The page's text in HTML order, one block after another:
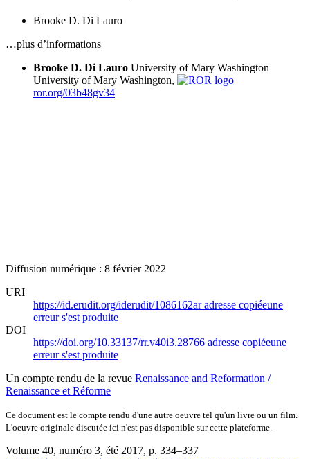
Brooke D. Di Lauro
…plus d’informations
Brooke D. Di Lauro University of Mary Washington
University of Mary Washington,
ror.org/03b48gv34
Diffusion numérique : 8 février 2022
URI
https://id.erudit.org/iderudit/1086162aradresse copiéeune
erreur s'est produite
DOI
https://doi.org/10.33137/rr.v40i3.28766 adresse copiéeune
erreur s'est produite
Un compte rendu de la revue Renaissance and Reformation /
Renaissance et Réforme
Ce document est le compte rendu d'une autre oeuvre tel qu'un livre ou un film.
L'oeuvre originale discutée ici n'est pas disponible sur cette plateforme.
Volume 40, numéro 3, été 2017, p. 334–337